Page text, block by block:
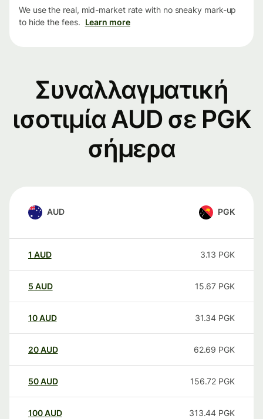
We use the real, mid-market rate with no sneaky mark-up
to hide the fees. Learn more
Συναλλαγματική
ισοτιμία AUD σε PGK
σήμερα
AUD PGK
1 AUD 3.13 PGK
5 AUD 15.67 PGK
10AUD 31.34 PGK
20AUD 62.69 PGK
50AUD 156.72 PGK
100AUD 313.44 PGK